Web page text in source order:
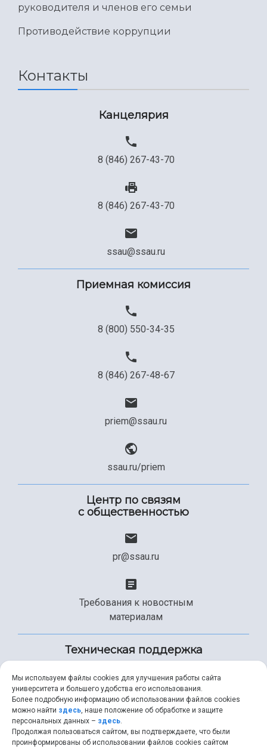
руководителя и членов его семьи
Противодействие коррупции
Контакты
Канцелярия
8 (846) 267-43-70
8 (846) 267-43-70
ssau@ssau.ru
Приемная комиссия
8 (800) 550-34-35
8 (846) 267-48-67
priem@ssau.ru
ssau.ru/priem
Центр по связям
с общественностью
pr@ssau.ru
Требования к новостным
материалам
Техническая поддержка
+7 (846) 267-49-99
help@ssau.ru
Мы используем файлы cookies для улучшения работы сайта
университета и большего удобства его использования.
Более подробную информацию об использовании файлов cookies
можно найти здесь, наше положение об обработке и защите
персональных данных – здесь.
Продолжая пользоваться сайтом, вы подтверждаете, что были
проинформированы об использовании файлов cookies сайтом